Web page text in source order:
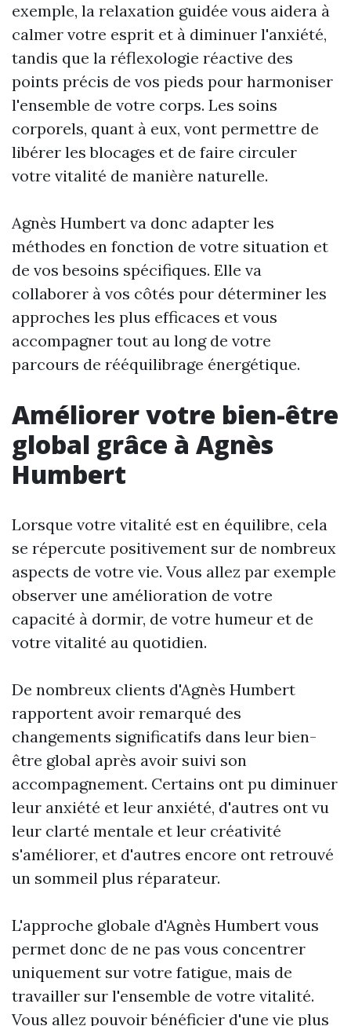
exemple, la relaxation guidée vous aidera à
calmer votre esprit et à diminuer l'anxiété,
tandis que la réflexologie réactive des
points précis de vos pieds pour harmoniser
l'ensemble de votre corps. Les soins
corporels, quant à eux, vont permettre de
libérer les blocages et de faire circuler
votre vitalité de manière naturelle.
Agnès Humbert va donc adapter les
méthodes en fonction de votre situation et
de vos besoins spécifiques. Elle va
collaborer à vos côtés pour déterminer les
approches les plus efficaces et vous
accompagner tout au long de votre
parcours de rééquilibrage énergétique.
Améliorer votre bien-être
global grâce à Agnès
Humbert
Lorsque votre vitalité est en équilibre, cela
se répercute positivement sur de nombreux
aspects de votre vie. Vous allez par exemple
observer une amélioration de votre
capacité à dormir, de votre humeur et de
votre vitalité au quotidien.
De nombreux clients d'Agnès Humbert
rapportent avoir remarqué des
changements significatifs dans leur bien-
être global après avoir suivi son
accompagnement. Certains ont pu diminuer
leur anxiété et leur anxiété, d'autres ont vu
leur clarté mentale et leur créativité
s'améliorer, et d'autres encore ont retrouvé
un sommeil plus réparateur.
L'approche globale d'Agnès Humbert vous
permet donc de ne pas vous concentrer
uniquement sur votre fatigue, mais de
travailler sur l'ensemble de votre vitalité.
Vous allez pouvoir bénéficier d'une vie plus